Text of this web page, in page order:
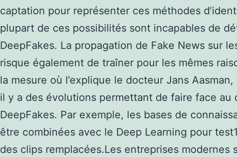
captation pour représenter ces méthodes
plupart de ces possibilités sont incapables de
DeepFakes. La propagation de Fake News sur
risque également de traîner pour les mêmes
la mesure où l’explique le docteur Jans Aasman,
il y a des évolutions permettant de faire face au
DeepFakes. Par exemple, les bases de
être combinées avec le Deep Learning pour
des clips remplacées.Les entreprises modernes